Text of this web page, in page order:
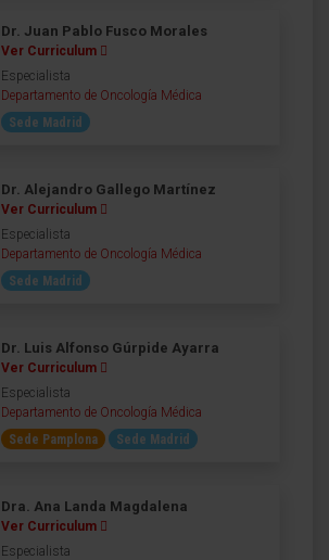
Dr. Juan Pablo Fusco Morales
Ver Curriculum
Especialista
Departamento de Oncología Médica
Sede Madrid
Dr. Alejandro Gallego Martínez
Ver Curriculum
Especialista
Departamento de Oncología Médica
Sede Madrid
Dr. Luis Alfonso Gúrpide Ayarra
Ver Curriculum
Especialista
Departamento de Oncología Médica
Sede Pamplona
Sede Madrid
Dra. Ana Landa Magdalena
Ver Curriculum
Especialista